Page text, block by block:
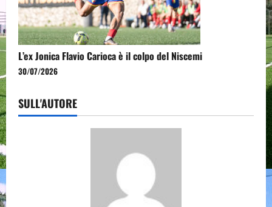
L’ex Jonica Flavio Carioca è il colpo del Niscemi
30/07/2026
SULL'AUTORE